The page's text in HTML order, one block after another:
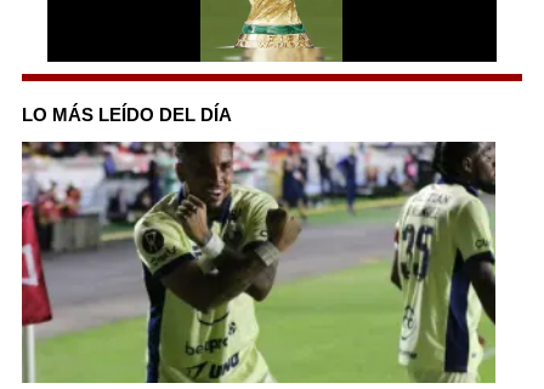
0
of
2
minutes,
9
seconds
LO MÁS LEÍDO DEL DÍA